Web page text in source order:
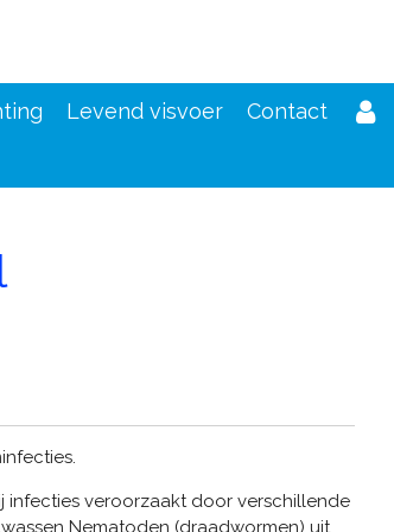
Levend visvoer Contact
infecties veroorzaakt door verschillende